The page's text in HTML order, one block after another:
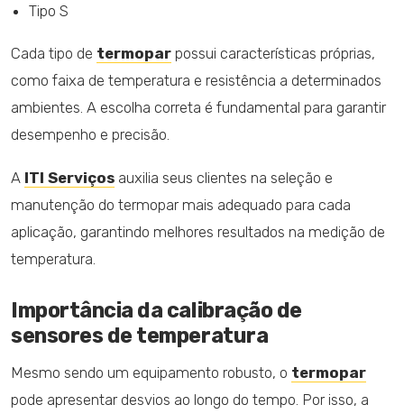
Tipo S
Cada tipo de termopar possui características próprias,
como faixa de temperatura e resistência a determinados
ambientes. A escolha correta é fundamental para garantir
desempenho e precisão.
A ITI Serviços auxilia seus clientes na seleção e
manutenção do termopar mais adequado para cada
aplicação, garantindo melhores resultados na medição de
temperatura.
Importância da calibração de
sensores de temperatura
Mesmo sendo um equipamento robusto, o termopar
pode apresentar desvios ao longo do tempo. Por isso, a